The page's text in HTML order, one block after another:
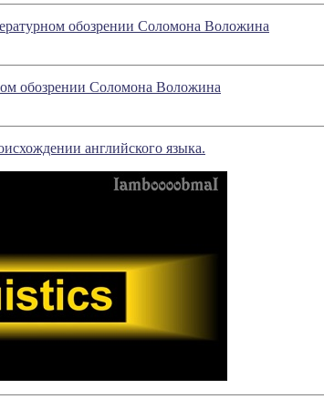
обозрении Соломона Воложина
обозрении Соломона Воложина
английского языка.